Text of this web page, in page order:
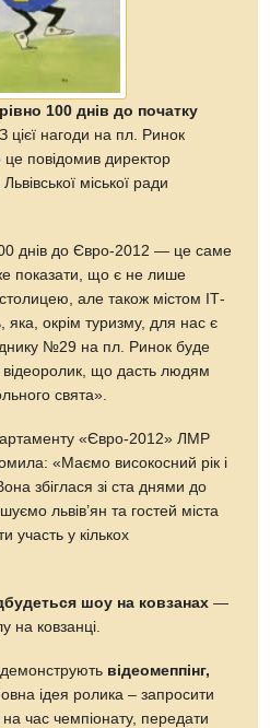
100 днів до початку
З цієї нагоди на пл. Ринок
це повідомив директор
міської ради
днів до Євро-2012 — це саме
показати, що є не лише
але також містом ІТ-
яка, окрім туризму, для нас є
№29 на пл. Ринок буде
відеоролик, що дасть людям
свята».
«Євро-2012» ЛМР
«Маємо високосний рік і
збіглася зі ста днями до
львів’ян та гостей міста
участь у кількох
шоу на ковзанах —
на ковзанці.
відеомеппінг,
ідея ролика – запросити
на час чемпіонату, передати